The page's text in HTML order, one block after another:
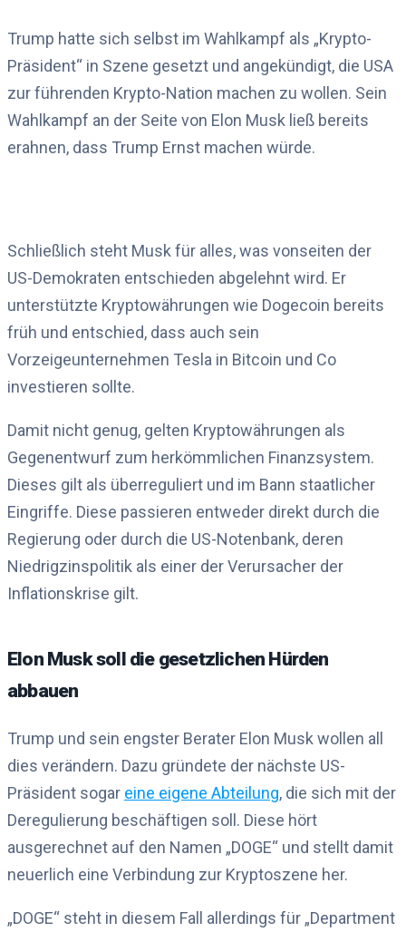
Trump hatte sich selbst im Wahlkampf als „Krypto-
Präsident“ in Szene gesetzt und angekündigt, die USA
zur führenden Krypto-Nation machen zu wollen. Sein
Wahlkampf an der Seite von Elon Musk ließ bereits
erahnen, dass Trump Ernst machen würde.
Schließlich steht Musk für alles, was vonseiten der
US-Demokraten entschieden abgelehnt wird. Er
unterstützte Kryptowährungen wie Dogecoin bereits
früh und entschied, dass auch sein
Vorzeigeunternehmen Tesla in Bitcoin und Co
investieren sollte.
Damit nicht genug, gelten Kryptowährungen als
Gegenentwurf zum herkömmlichen Finanzsystem.
Dieses gilt als überreguliert und im Bann staatlicher
Eingriffe. Diese passieren entweder direkt durch die
Regierung oder durch die US-Notenbank, deren
Niedrigzinspolitik als einer der Verursacher der
Inflationskrise gilt.
Elon Musk soll die gesetzlichen Hürden
abbauen
Trump und sein engster Berater Elon Musk wollen all
dies verändern. Dazu gründete der nächste US-
Präsident sogar eine eigene Abteilung, die sich mit der
Deregulierung beschäftigen soll. Diese hört
ausgerechnet auf den Namen „DOGE“ und stellt damit
neuerlich eine Verbindung zur Kryptoszene her.
„DOGE“ steht in diesem Fall allerdings für „Department